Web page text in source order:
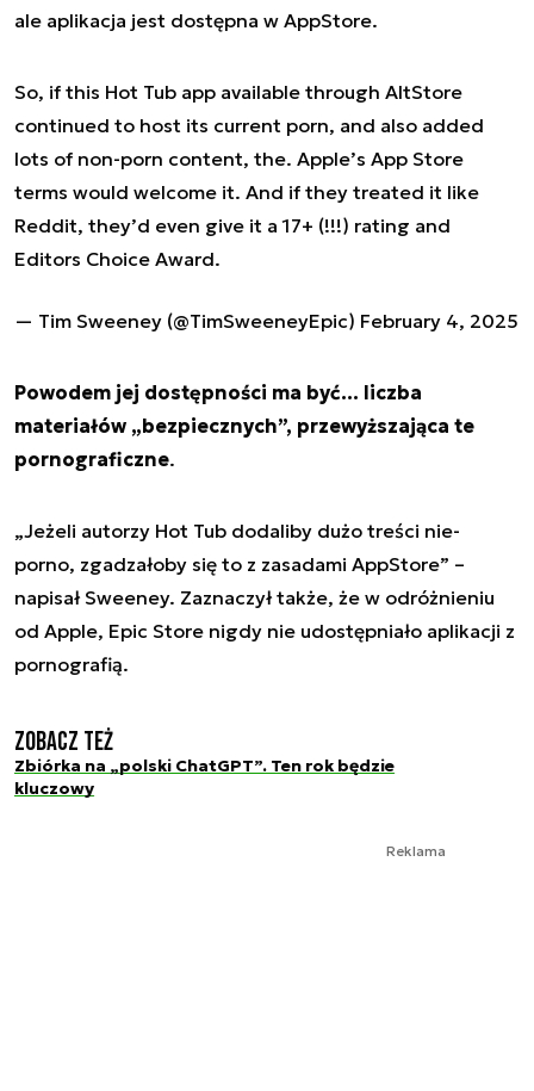
ale aplikacja jest dostępna w AppStore.
So, if this Hot Tub app available through AltStore
continued to host its current porn, and also added
lots of non-porn content, the. Apple’s App Store
terms would welcome it. And if they treated it like
Reddit, they’d even give it a 17+ (!!!) rating and
Editors Choice Award.
— Tim Sweeney (@TimSweeneyEpic) February 4, 2025
Powodem jej dostępności ma być… liczba
materiałów „bezpiecznych”, przewyższająca te
pornograficzne.
„Jeżeli autorzy Hot Tub dodaliby dużo treści nie-
porno, zgadzałoby się to z zasadami AppStore” –
napisał Sweeney. Zaznaczył także, że w odróżnieniu
od Apple, Epic Store nigdy nie udostępniało aplikacji z
pornografią.
Zobacz też
Zbiórka na „polski ChatGPT”. Ten rok będzie
kluczowy
Reklama